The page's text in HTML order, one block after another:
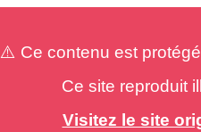
⚠️ Ce contenu est
Ce site reproduit
Visitez le site